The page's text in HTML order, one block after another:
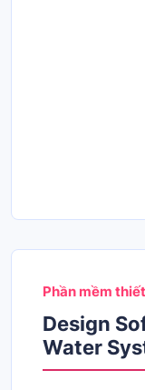
Phần mềm
Design
Water